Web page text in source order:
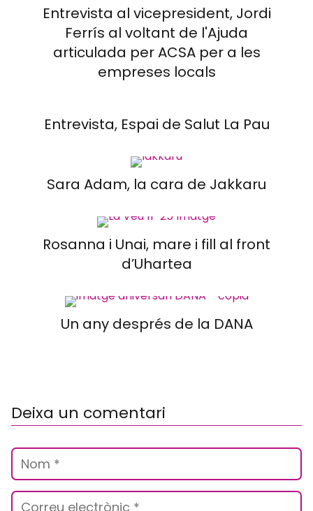
Entrevista al vicepresident, Jordi
Ferrís al voltant de l'Ajuda
articulada per ACSA per a les
empreses locals
Entrevista, Espai de Salut La Pau
Sara Adam, la cara de Jakkaru
Rosanna i Unai, mare i fill al front
d’Uhartea
Un any després de la DANA
Deixa un comentari